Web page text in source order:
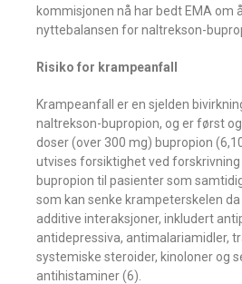
kommisjonen nå har bedt EMA om
nyttebalansen for naltrekson-
Risiko for krampeanfall
Krampeanfall er en sjelden
naltrekson-bupropion, og er først
doser (over 300 mg) bupropion
utvises forsiktighet ved
bupropion til pasienter som
som kan senke krampeterskelen
additive interaksjoner, inkludert
antidepressiva, antimalariamidler,
systemiske steroider, kinoloner og
antihistaminer (6).